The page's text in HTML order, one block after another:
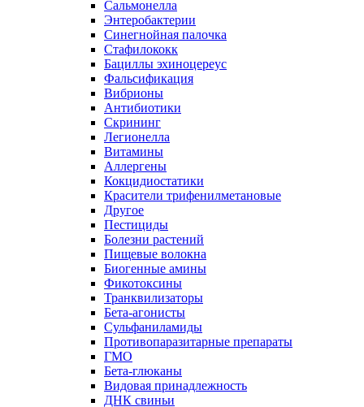
Сальмонелла
Энтеробактерии
Синегнойная палочка
Стафилококк
Бациллы эхиноцереус
Фальсификация
Вибрионы
Антибиотики
Скрининг
Легионелла
Витамины
Аллергены
Кокцидиостатики
Красители трифенилметановые
Другое
Пестициды
Болезни растений
Пищевые волокна
Биогенные амины
Фикотоксины
Транквилизаторы
Бета-агонисты
Сульфаниламиды
Противопаразитарные препараты
ГМО
Бета-глюканы
Видовая принадлежность
ДНК свиньи